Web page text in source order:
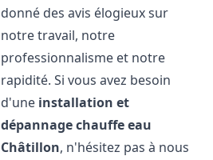
donné des avis élogieux sur
notre travail, notre
professionnalisme et notre
rapidité. Si vous avez besoin
d'une installation et
dépannage chauffe eau
Châtillon, n'hésitez pas à nous